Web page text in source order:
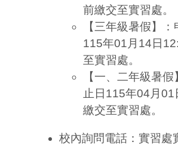
前繳交至實習處。
【三年級暑假】
115年01月14日
至實習處。
【一、二年級暑
止日115年04月
繳交至實習處。
校內詢問電話：實習處